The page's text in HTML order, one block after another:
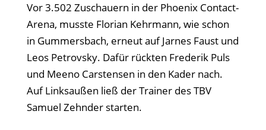
Vor 3.502 Zuschauern in der Phoenix Contact-
Arena, musste Florian Kehrmann, wie schon
in Gummersbach, erneut auf Jarnes Faust und
Leos Petrovsky. Dafür rückten Frederik Puls
und Meeno Carstensen in den Kader nach.
Auf Linksaußen ließ der Trainer des TBV
Samuel Zehnder starten.